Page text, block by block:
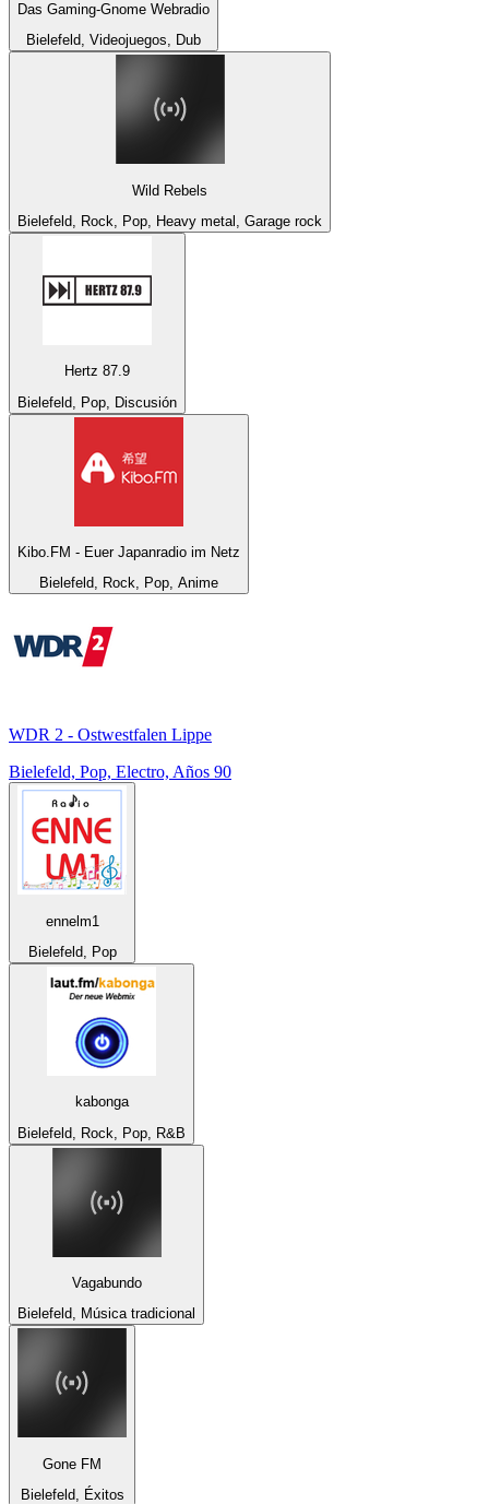
Das Gaming-Gnome Webradio
Bielefeld, Videojuegos, Dub
Wild Rebels
Bielefeld, Rock, Pop, Heavy metal, Garage rock
Hertz 87.9
Bielefeld, Pop, Discusión
Kibo.FM - Euer Japanradio im Netz
Bielefeld, Rock, Pop, Anime
WDR 2 - Ostwestfalen Lippe
Bielefeld, Pop, Electro, Años 90
ennelm1
Bielefeld, Pop
kabonga
Bielefeld, Rock, Pop, R&B
Vagabundo
Bielefeld, Música tradicional
Gone FM
Bielefeld, Éxitos